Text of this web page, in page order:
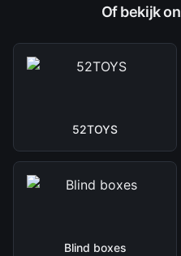
Of bekijk
52TOYS
Blind boxes